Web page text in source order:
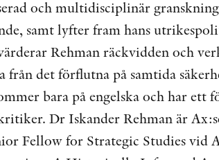
och multidisciplinär
samt lyfter fram hans
Rehman räckvidden och
det förflutna på samtida
bara på engelska och har ett
Dr Iskander Rehman är
Fellow for Strategic Studies vid